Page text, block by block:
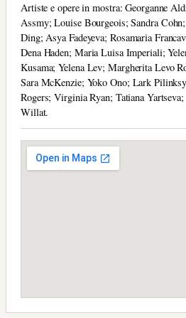
Artiste e opere in mostra: Georganne
Assmy; Louise Bourgeois; Sandra
Ding; Asya Fadeyeva; Rosamaria
Dena Haden; Maria Luisa Imperiali;
Kusama; Yelena Lev; Margherita Levo
Sara McKenzie; Yoko Ono; Lark
Rogers; Virginia Ryan; Tatiana
Willat.